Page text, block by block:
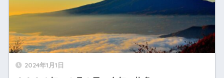
2024年1月1日